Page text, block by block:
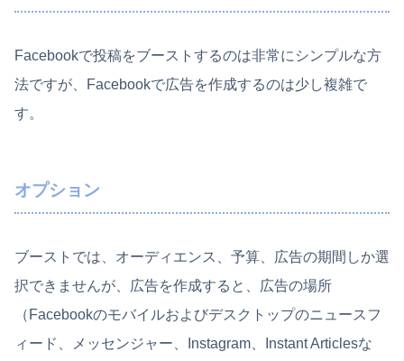
Facebookで投稿をブーストするのは非常にシンプルな方
法ですが、Facebookで広告を作成するのは少し複雑で
す。
オプション
ブーストでは、オーディエンス、予算、広告の期間しか選
択できませんが、広告を作成すると、広告の場所
（Facebookのモバイルおよびデスクトップのニュースフ
ィード、メッセンジャー、Instagram、Instant Articlesな